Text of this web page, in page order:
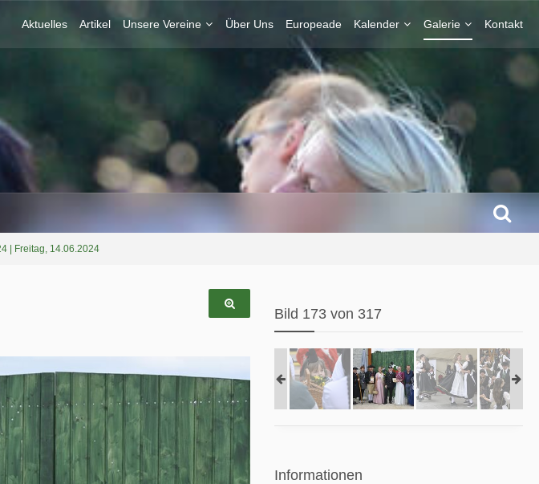
Aktuelles Artikel Unsere Vereine Über Uns Europeade Kalender Galerie Kontakt
| Freitag, 14.06.2024
Bild 173 von 317
Informationen